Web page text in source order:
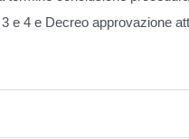
e 4 e Decreo approvazione